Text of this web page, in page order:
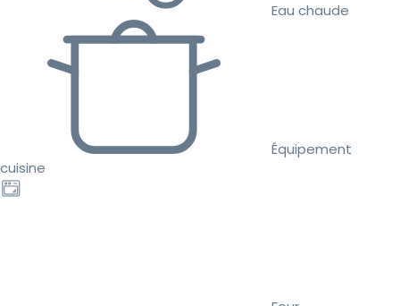
Eau chaude
Équipement
cuisine